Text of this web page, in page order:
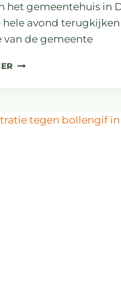
het gemeentehuis in
hele avond terugkijken
van de gemeente
DIALOOGAVOND